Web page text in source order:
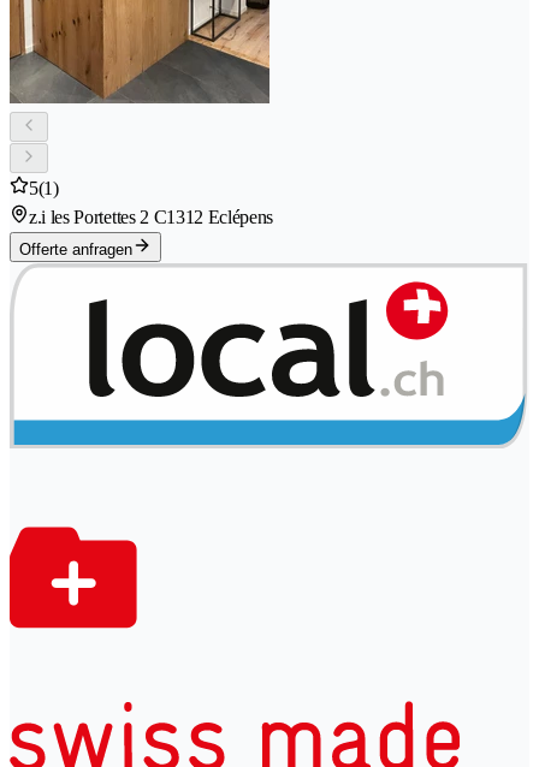
5(1)
z.i les Portettes 2 C1312 Eclépens
Offerte anfragen